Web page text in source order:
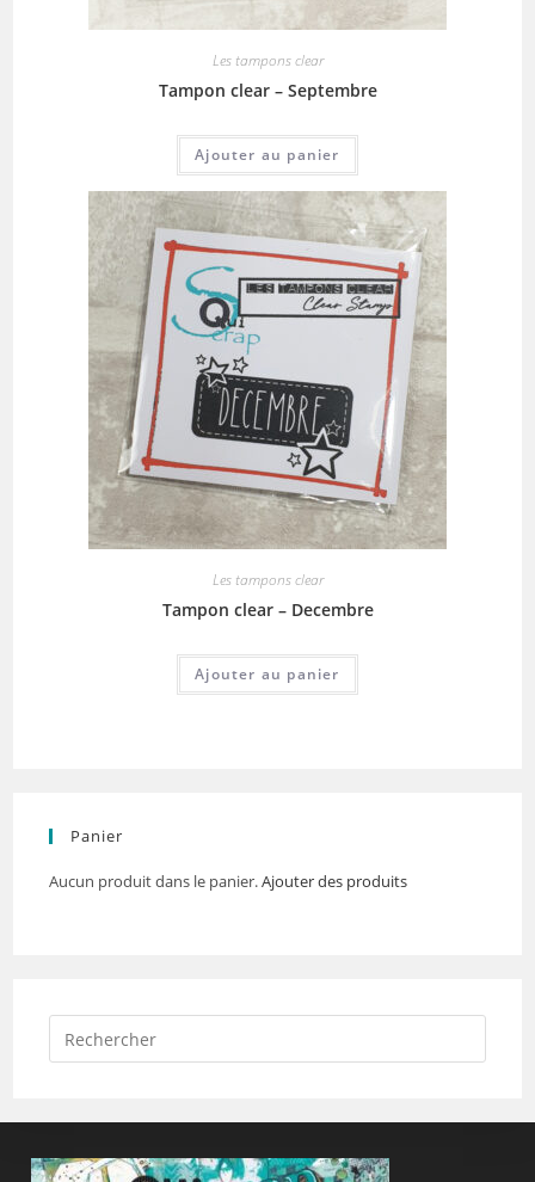
Les tampons clear
Tampon clear – Septembre
Ajouter au panier
Les tampons clear
Tampon clear – Decembre
Ajouter au panier
Panier
Aucun produit dans le panier.Ajouter des produits